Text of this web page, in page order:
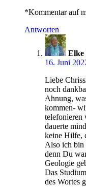
*Kommentar auf
Antworten
Elke
16. Juni
Liebe
noch
Ahnung,
kommen-
telefonieren
dauerte
keine Hilfe,
Also ich bin
denn Du
Geologie
Das
des Wortes